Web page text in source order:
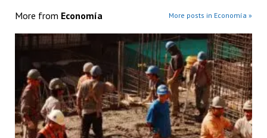
More from Economía More posts in Economía »